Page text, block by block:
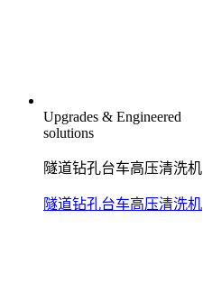
Upgrades & Engineered
solutions
隧道钻孔台车高压清洗机
隧道钻孔台车高压清洗机